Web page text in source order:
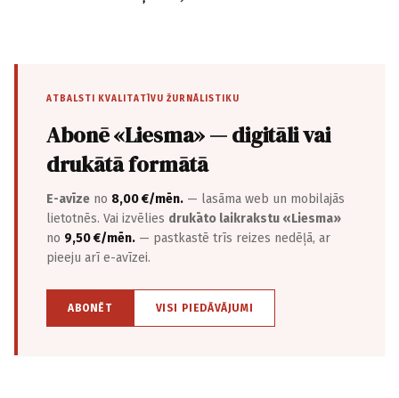
ATBALSTI KVALITATĪVU ŽURNĀLISTIKU
Abonē «Liesma» — digitāli vai
drukātā formātā
E-avīze no 8,00 €/mēn. — lasāma web un mobilajās
lietotnēs. Vai izvēlies drukāto laikrakstu «Liesma»
no 9,50 €/mēn. — pastkastē trīs reizes nedēļā, ar
pieeju arī e-avīzei.
ABONĒT VISI PIEDĀVĀJUMI